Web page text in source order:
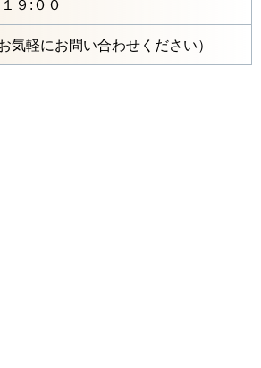
９:００
気軽にお問い合わせください）